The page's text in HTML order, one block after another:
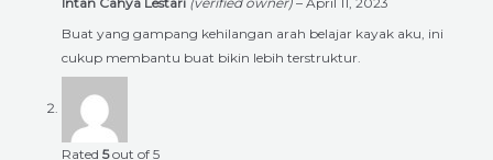
Buat yang gampang kehilangan arah belajar kayak aku, ini
cukup membantu buat bikin lebih terstruktur.
Rated 5out of 5